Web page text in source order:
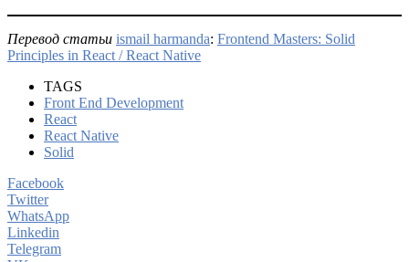
Перевод статьи ismail harmanda: Frontend Masters: Solid
Principles in React / React Native
TAGS
Front End Development
React
React Native
Solid
Facebook
Twitter
WhatsApp
Linkedin
Telegram